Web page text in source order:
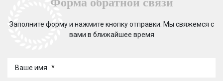
Заполните форму и нажмите кнопку отправки. Мы свяжемся с
вами в ближайшее время
Ваше имя *